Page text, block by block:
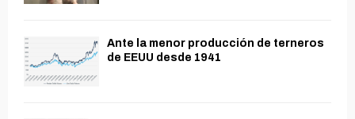
Ante la menor producción de terneros
de EEUU desde 1941